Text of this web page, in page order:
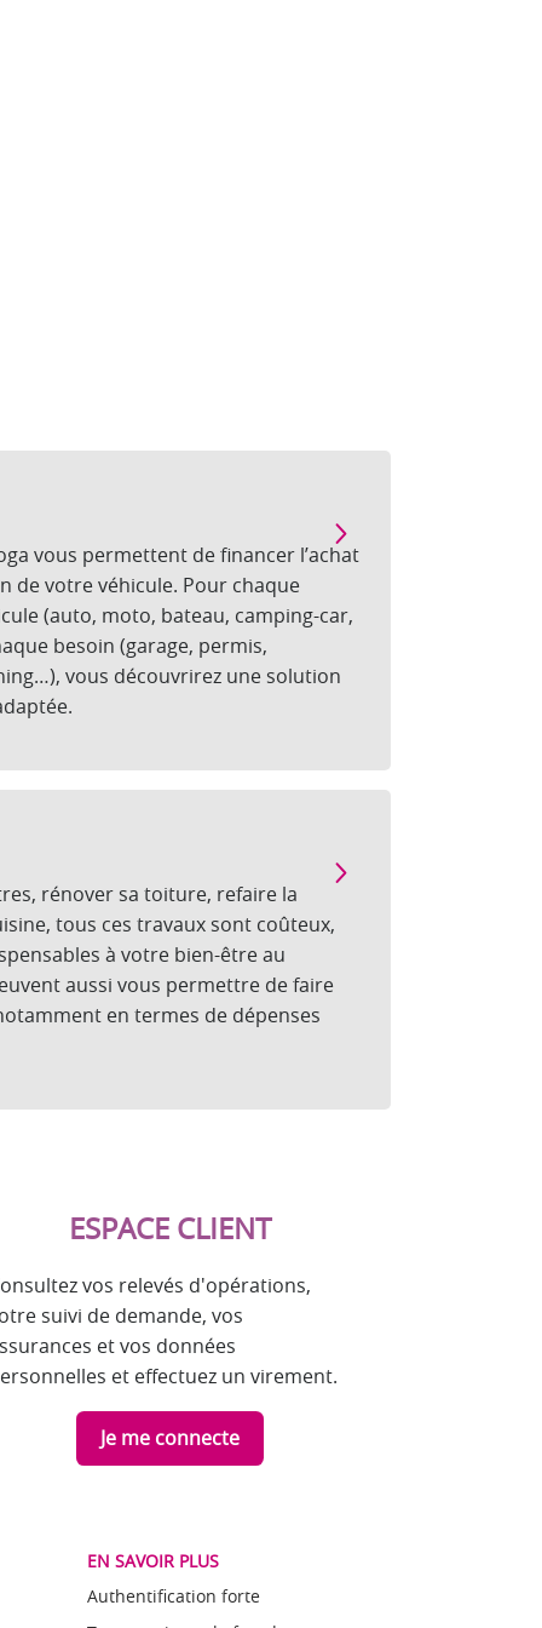
vous permettent de financer l’achat
de votre véhicule. Pour chaque
(auto, moto, bateau, camping-car,
besoin (garage, permis,
vous découvrirez une solution
rénover sa toiture, refaire la
tous ces travaux sont coûteux,
à votre bien-être au
aussi vous permettre de faire
en termes de dépenses
ESPACE CLIENT
vos relevés d'opérations,
suivi de demande, vos
et vos données
et effectuez un virement.
Je me connecte
EN SAVOIR PLUS
Authentification forte